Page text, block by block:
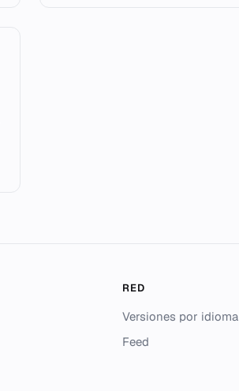
RED
Versiones por idioma
Feed